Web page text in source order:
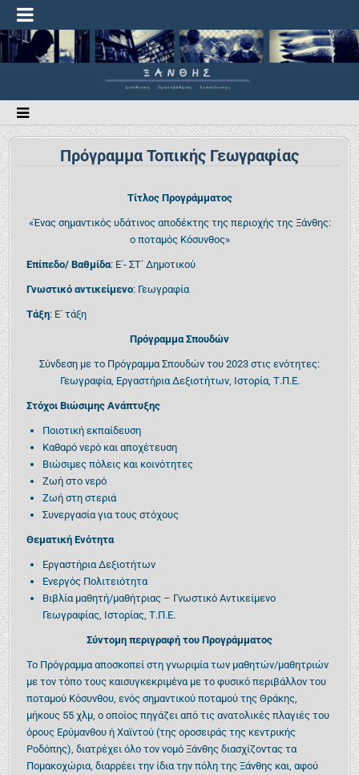
Πρόγραμμα Τοπικής Γεωγραφίας
Τίτλος Προγράμματος
«Ένας σημαντικός υδάτινος αποδέκτης της περιοχής της Ξάνθης:
ο ποταμός Κόσυνθος»
Επίπεδο/ Βαθμίδα: Ε΄- ΣΤ΄ Δημοτικού
Γνωστικό αντικείμενο: Γεωγραφία
Τάξη: Ε΄ τάξη
Πρόγραμμα Σπουδών
Σύνδεση με το Πρόγραμμα Σπουδών του 2023 στις ενότητες:
Γεωγραφία, Εργαστήρια Δεξιοτήτων, Ιστορία, Τ.Π.Ε.
Στόχοι Βιώσιμης Ανάπτυξης
Ποιοτική εκπαίδευση
Καθαρό νερό και αποχέτευση
Βιώσιμες πόλεις και κοινότητες
Ζωή στο νερό
Ζωή στη στεριά
Συνεργασία για τους στόχους
Θεματική Ενότητα
Εργαστήρια Δεξιοτήτων
Ενεργός Πολιτειότητα
Βιβλία μαθητή/μαθήτριας – Γνωστικό Αντικείμενο
Γεωγραφίας, Ιστορίας, Τ.Π.Ε.
Σύντομη περιγραφή του Προγράμματος
Το Πρόγραμμα αποσκοπεί στη γνωριμία των μαθητών/μαθητριών
με τον τόπο τους καισυγκεκριμένα με το φυσικό περιβάλλον του
ποταμού Κόσυνθου, ενός σημαντικού ποταμού της Θράκης,
μήκους 55 χλμ, ο οποίος πηγάζει από τις ανατολικές πλαγιές του
όρους Ερύμανθου ή Χαϊντού (της οροσειράς της κεντρικής
Ροδόπης), διατρέχει όλο τον νομό Ξάνθης διασχίζοντας τα
Πομακοχώρια, διαρρέει την ίδια την πόλη της Ξάνθης και, αφού